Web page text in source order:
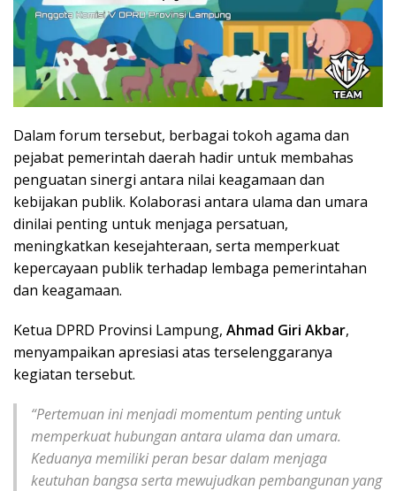
Dalam forum tersebut, berbagai tokoh agama dan
pejabat pemerintah daerah hadir untuk membahas
penguatan sinergi antara nilai keagamaan dan
kebijakan publik. Kolaborasi antara ulama dan umara
dinilai penting untuk menjaga persatuan,
meningkatkan kesejahteraan, serta memperkuat
kepercayaan publik terhadap lembaga pemerintahan
dan keagamaan.
Ketua DPRD Provinsi Lampung, Ahmad Giri Akbar,
menyampaikan apresiasi atas terselenggaranya
kegiatan tersebut.
“Pertemuan ini menjadi momentum penting untuk
memperkuat hubungan antara ulama dan umara.
Keduanya memiliki peran besar dalam menjaga
keutuhan bangsa serta mewujudkan pembangunan yang